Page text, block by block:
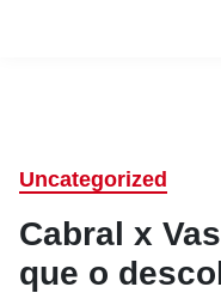
Uncategorized
Cabral x
que o